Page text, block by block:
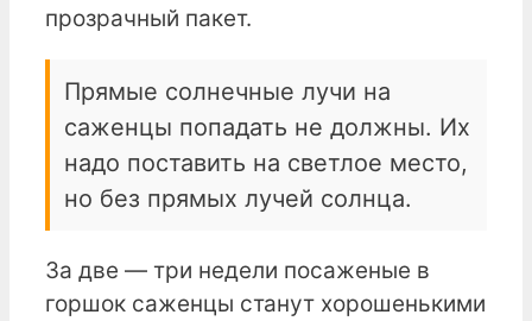
прозрачный пакет.
Прямые солнечные лучи на
саженцы попадать не должны. Их
надо поставить на светлое место,
но без прямых лучей солнца.
За две — три недели посаженые в
горшок саженцы станут хорошенькими